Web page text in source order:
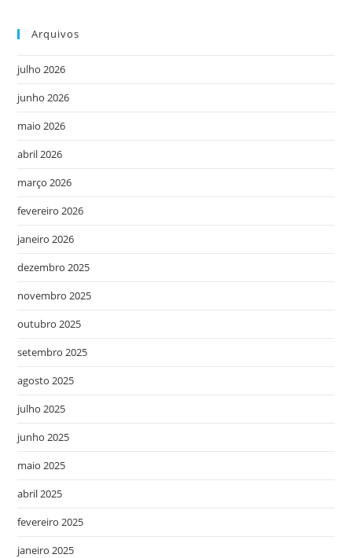
Arquivos
julho 2026
junho 2026
maio 2026
abril 2026
março 2026
fevereiro 2026
janeiro 2026
dezembro 2025
novembro 2025
outubro 2025
setembro 2025
agosto 2025
julho 2025
junho 2025
maio 2025
abril 2025
fevereiro 2025
janeiro 2025